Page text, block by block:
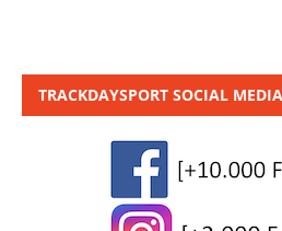
TRACKDAYSPORT SOCIAL MEDIA